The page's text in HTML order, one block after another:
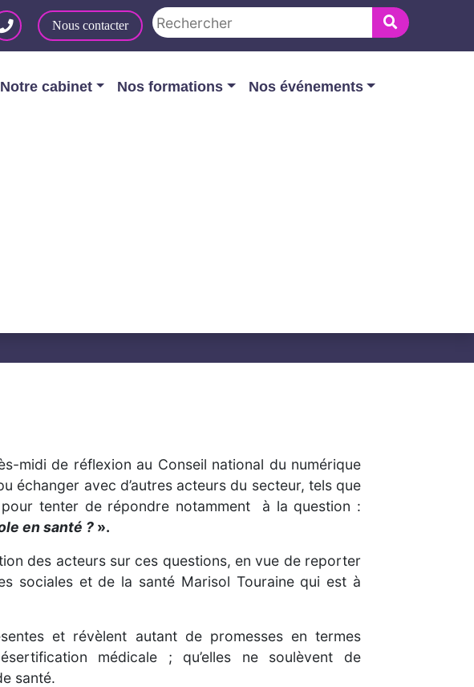
Nous contacter
Notre cabinet Nos formations Nos événements
midi de réflexion au Conseil national du numérique
échanger avec d’autres acteurs du secteur, tels que
tenter de répondre notamment à la question :
en santé ? ».
des acteurs sur ces questions, en vue de reporter
sociales et de la santé Marisol Touraine qui est à
et révèlent autant de promesses en termes
médicale ; qu’elles ne soulèvent de
santé.